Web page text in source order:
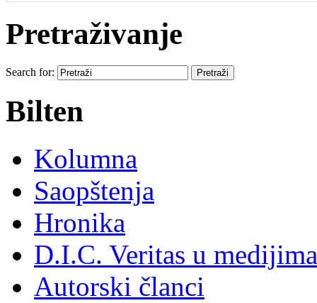
Pretraživanje
Search for:
Bilten
Kolumna
Saopštenja
Hronika
D.I.C. Veritas u medijima
Autorski članci